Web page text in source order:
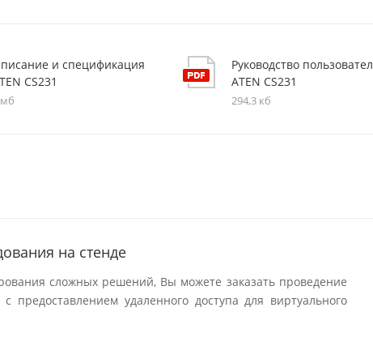
и спецификация
CS231
Руководство
ATEN CS231
294,3 кб
на стенде
сложных решений, Вы можете заказать проведение
предоставлением удаленного доступа для виртуального